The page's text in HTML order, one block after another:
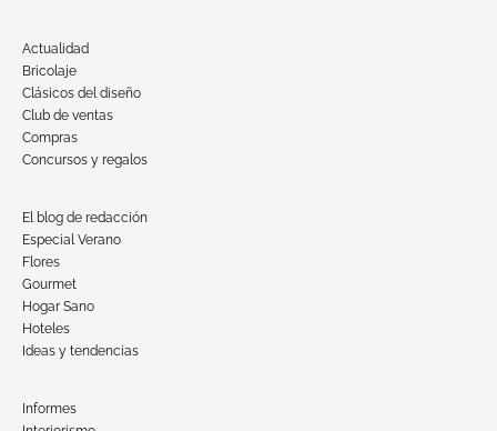
Actualidad
Bricolaje
Clásicos del diseño
Club de ventas
Compras
Concursos y regalos
El blog de redacción
Especial Verano
Flores
Gourmet
Hogar Sano
Hoteles
Ideas y tendencias
Informes